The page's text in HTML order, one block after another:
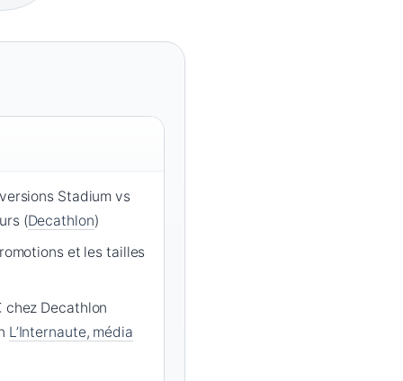
Stadium vs
(Decathlon)
et les tailles
chez Decathlon
L’Internaute, média